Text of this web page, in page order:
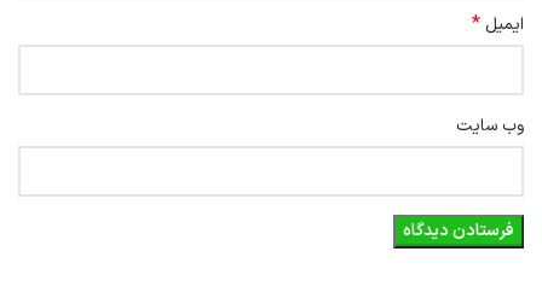
ایمیل *
وب‌ سایت